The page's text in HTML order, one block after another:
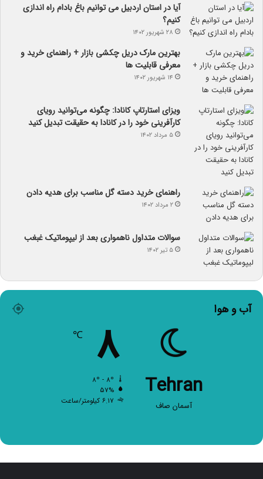
آیا در استان اردبیل می توانیم باغ بادام راه اندازی
کنیم؟
۲۸ شهریور ۱۴۰۲
بهترین مارک دریل چکشی بازار + راهنمای خرید و
معرفی قابلیت ها
۱۴ شهریور ۱۴۰۲
ویزای استارتاپ کانادا: چگونه می‌توانید رویای
کارآفرینی خود را در کانادا به حقیقت تبدیل کنید
۵ مرداد ۱۴۰۲
راهنمای خرید دسته گل مناسب برای هدیه دادن
۲ مرداد ۱۴۰۲
سوالات متداول ناهمواری بعد از لیپوماتیک غبغب
۵ تیر ۱۴۰۲
آب و هوا
Tehran
آسمان صاف
۸ ℃
۵۷%
۶.۱۷ کیلومتر/ساعت